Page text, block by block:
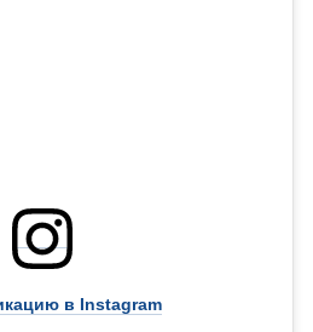
в Instagram